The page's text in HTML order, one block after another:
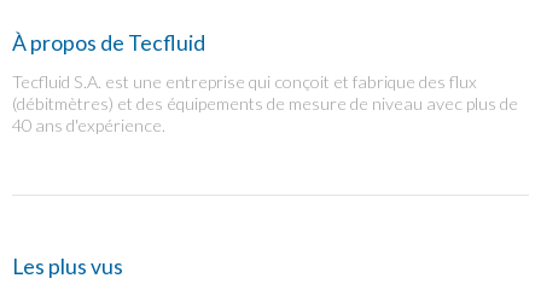
À propos de Tecfluid
Tecfluid S.A. est une entreprise qui conçoit et fabrique des flux
(débitmètres) et des équipements de mesure de niveau avec plus de
40 ans d'expérience.
Les plus vus